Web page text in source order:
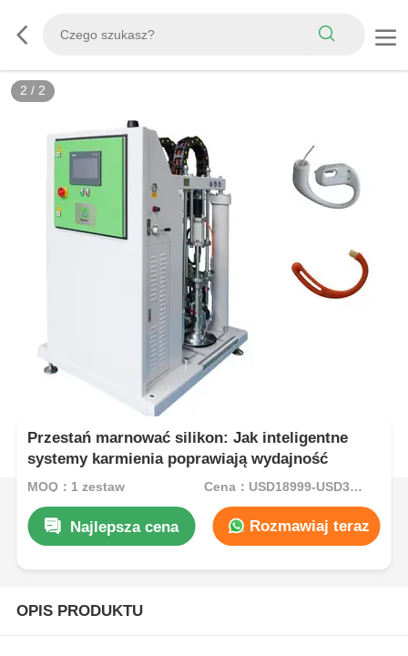
2 / 2
Przestań marnować silikon: Jak inteligentne
systemy karmienia poprawiają wydajność
MOQ：1 zestaw Cena：USD18999-USD34999per set
Najlepsza cena Rozmawiaj teraz
OPIS PRODUKTU